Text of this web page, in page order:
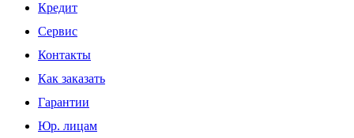
Кредит
Сервис
Контакты
Как заказать
Гарантии
Юр. лицам